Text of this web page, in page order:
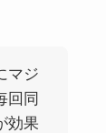
マジ
回同
効果